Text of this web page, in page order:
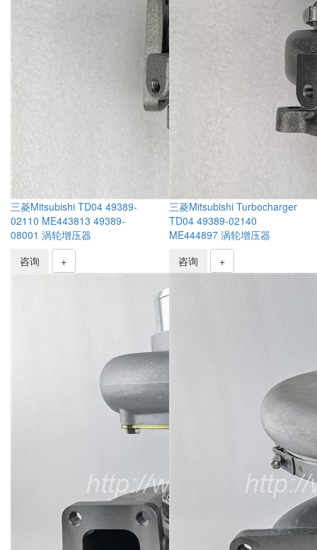
三菱Mitsubishi TD04 49389-
02110 ME443813 49389-
08001 涡轮增压器
咨询
+
三菱Mitsubishi Turbocharger
TD04 49389-02140
ME444897 涡轮增压器
咨询
+